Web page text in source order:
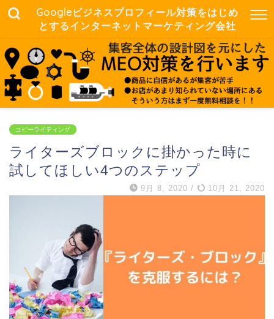
Googleビジネスプロフィール対策をはじめ
とするインターネットマーケティング会社
コピーライティング
ライターズブロックに掛かった時に
試してほしい4つのステップ
9月 8, 2020 / 10月 21, 2020